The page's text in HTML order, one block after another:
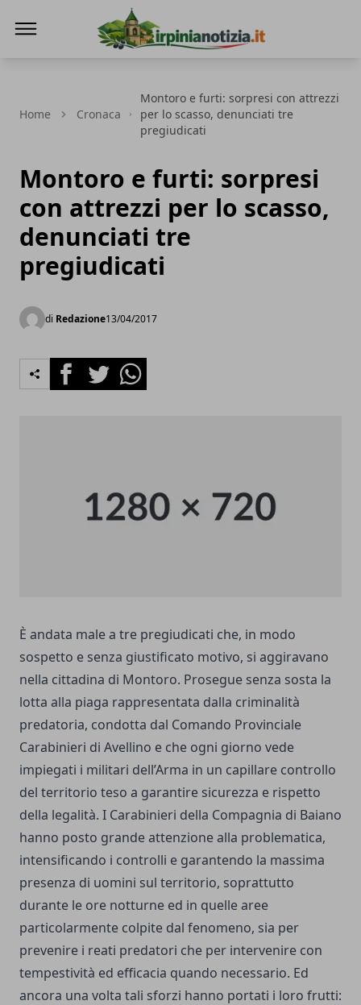
Home Cronaca
Montoro e furti: sorpresi con attrezzi
per lo scasso, denunciati tre
pregiudicati
Montoro e furti: sorpresi
con attrezzi per lo scasso,
denunciati tre
pregiudicati
di Redazione13/04/2017
FacebookTwitterWhatsapp
È andata male a tre pregiudicati che, in modo
sospetto e senza giustificato motivo, si aggiravano
nella cittadina di Montoro. Prosegue senza sosta la
lotta alla piaga rappresentata dalla criminalità
predatoria, condotta dal Comando Provinciale
Carabinieri di Avellino e che ogni giorno vede
impiegati i militari dell’Arma in un capillare controllo
del territorio teso a garantire sicurezza e rispetto
della legalità. I Carabinieri della Compagnia di Baiano
hanno posto grande attenzione alla problematica,
intensificando i controlli e garantendo la massima
presenza di uomini sul territorio, soprattutto
durante le ore notturne ed in quelle aree
particolarmente colpite dal fenomeno, sia per
prevenire i reati predatori che per intervenire con
tempestività ed efficacia quando necessario. Ed
ancora una volta tali sforzi hanno portati i loro frutti: